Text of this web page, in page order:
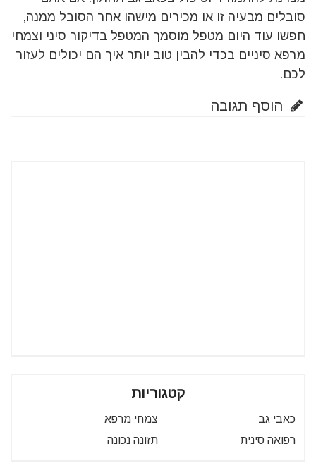
סובלים מבעיה זו או מכירים מישהו אחר הסובל ממנה,
חפשו עוד היום מטפל מוסמך המטפל בדיקור סיני וצמחי
מרפא סיניים בכדי להבין טוב יותר איך הם יכולים לעזור
לכם.
הוסף תגובה
קטגוריות
כאבי גב
צמחי מרפא
רפואה סינית
תזונה נכונה